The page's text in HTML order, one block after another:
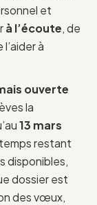
et
à l’écoute, de
à
ouverte
la
13 mars
restant
disponibles,
dossier est
des vœux,